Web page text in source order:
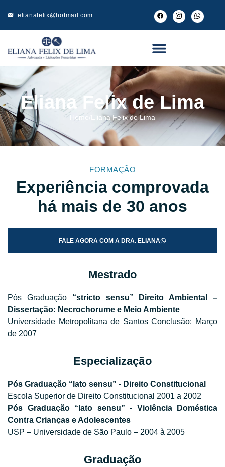
elianafelix@hotmail.com
Eliana Felix de Lima
Home Eliana Felix de Lima
FORMAÇÃO
Experiência comprovada
há mais de 30 anos
FALE AGORA COM A DRA. ELIANA
Mestrado
Pós Graduação “stricto sensu”
Direito Ambiental –
Dissertação: Necrochorume e Meio Ambiente
Universidade Metropolitana de Santos Conclusão: Março
de 2007
Especialização
Pós Graduação “lato sensu” - Direito Constitucional
Escola Superior de Direito Constitucional 2001 a 2002
Pós Graduação “lato sensu” - Violência Doméstica
Contra Crianças e Adolescentes
USP – Universidade de São Paulo – 2004 à 2005
Graduação